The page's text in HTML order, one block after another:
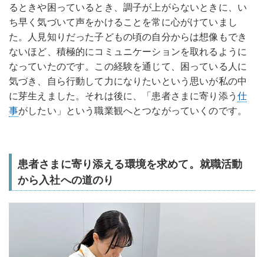
るときや困っているとき、調子が上がらないときに、い
ち早く気づいて声をかけることを常に心がけていまし
た。人見知りだった子どもの頃の自分からは想像もでき
ないほど、積極的にコミュニケーションを取れるように
なっていたのです。この経験を通じて、困っている人に
気づき、自ら行動して力になりたいという思いが私の中
に芽生えました。それは後に、「患者さまに寄り添う 仕
事がしたい」という職業観へとつながっていくのです。
患者さまに寄り添える環境を求めて。就職活動
から入社への道のり